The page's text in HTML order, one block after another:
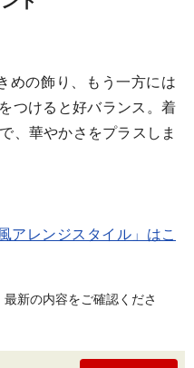
めの飾り、もう一方には
つけると好バランス。着
、華やかさをプラスしま
アレンジスタイル」はこ
新の内容をご確認くださ